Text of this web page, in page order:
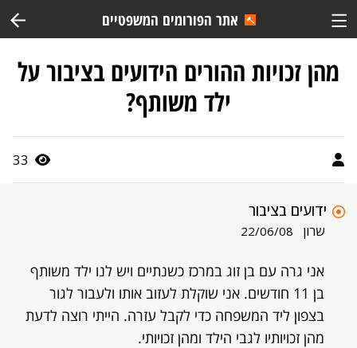
אתר הפורומים המשפטיים
מהן זכויות ההורים הידועים בציבור על
ילד משותף?
33
ידועים בציבור
שרון 22/06/08
אני גרה עם בן זוג במרכז כשנתיים ויש לנו ילד משותף
בן 11 חודשים. אני שוקלת לעזוב אותו ולעבור לגור
בצפון ליד המשפחה כדי לקבל עזרה. הייתי רוצה לדעת
מהן זכויותיו לגבי הילד ומהן זכויותי.